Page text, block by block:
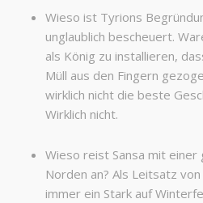
Wieso ist Tyrions
unglaublich bescheuert.
als König zu installieren,
Müll aus den Fingern
wirklich nicht die beste
Wirklich nicht.
Wieso reist Sansa mit einer
Norden an? Als Leitsatz
immer ein Stark auf